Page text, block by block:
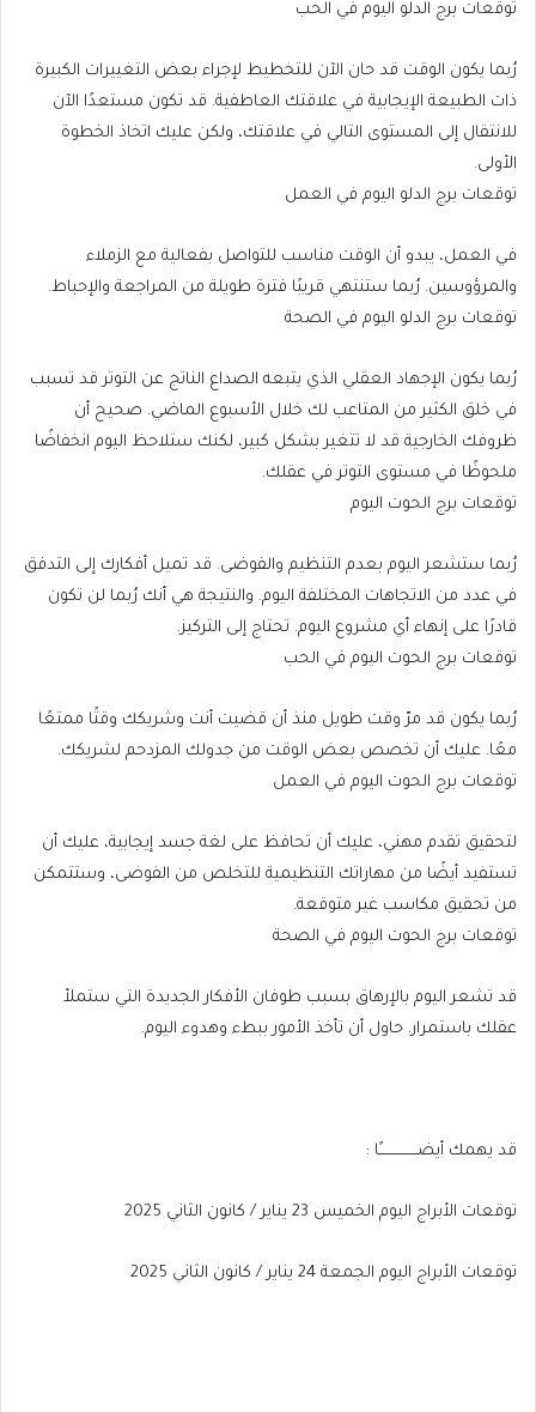
توقعات برج الدلو اليوم في الحب
رُبما يكون الوقت قد حان الآن للتخطيط لإجراء بعض التغييرات الكبيرة
ذات الطبيعة الإيجابية في علاقتك العاطفية. قد تكون مستعدًا الآن
للانتقال إلى المستوى التالي في علاقتك، ولكن عليك اتخاذ الخطوة
الأولى.
توقعات برج الدلو اليوم في العمل
في العمل، يبدو أن الوقت مناسب للتواصل بفعالية مع الزملاء
والمرؤوسين. رُبما ستنتهي قريبًا فترة طويلة من المراجعة والإحباط.
توقعات برج الدلو اليوم في الصحة
رُبما يكون الإجهاد العقلي الذي يتبعه الصداع الناتج عن التوتر قد تسبب
في خلق الكثير من المتاعب لك خلال الأسبوع الماضي. صحيح أن
ظروفك الخارجية قد لا تتغير بشكل كبير، لكنك ستلاحظ اليوم انخفاضًا
ملحوظًا في مستوى التوتر في عقلك.
توقعات برج الحوت اليوم
رُبما ستشعر اليوم بعدم التنظيم والفوضى. قد تميل أفكارك إلى التدفق
في عدد من الاتجاهات المختلفة اليوم. والنتيجة هي أنك رُبما لن تكون
قادرًا على إنهاء أي مشروع اليوم. تحتاج إلى التركيز.
توقعات برج الحوت اليوم في الحب
رُبما يكون قد مرّ وقت طويل منذ أن قضيت أنت وشريكك وقتًا ممتعًا
معًا. عليك أن تخصص بعض الوقت من جدولك المزدحم لشريكك.
توقعات برج الحوت اليوم في العمل
لتحقيق تقدم مهني، عليك أن تحافظ على لغة جسد إيجابية، عليك أن
تستفيد أيضًا من مهاراتك التنظيمية للتخلص من الفوضى، وستتمكن
من تحقيق مكاسب غير متوقعة.
توقعات برج الحوت اليوم في الصحة
قد تشعر اليوم بالإرهاق بسبب طوفان الأفكار الجديدة التي ستملأ
عقلك باستمرار. حاول أن تأخذ الأمور ببطء وهدوء اليوم.
قد يهمك أيضــــــــــــــــًا :
توقعات الأبراج اليوم الخميس 23 يناير / كانون الثاني 2025
توقعات الأبراج اليوم الجمعة 24 يناير / كانون الثاني 2025